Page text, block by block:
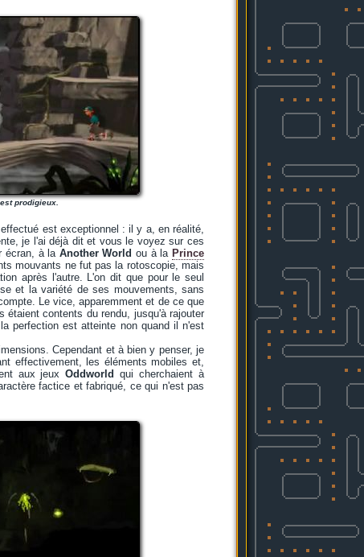
prodigieux.
est exceptionnel : il y a, en réalité,
je l'ai déjà dit et vous le voyez sur ces
écran, à la Another World ou à la Prince
mouvants ne fut pas la rotoscopie, mais
après l'autre. L'on dit que pour le seul
et la variété de ses mouvements, sans
Le vice, apparemment et de ce que
étaient contents du rendu, jusqu'à rajouter
perfection est atteinte non quand il n'est
Cependant et à bien y penser, je
effectivement, les éléments mobiles et,
aux jeuxOddworld qui cherchaient à
factice et fabriqué, ce qui n'est pas